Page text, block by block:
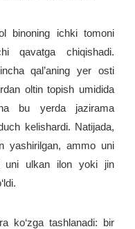
binoning ichki tomoni
qavatga chiqishadi.
qal’aning yer osti
oltin topish umidida
bu yerda jazirama
kelishardi. Natijada,
yashirilgan, ammo uni
uni ulkan ilon yoki jin
ko‘zga tashlanadi: bir